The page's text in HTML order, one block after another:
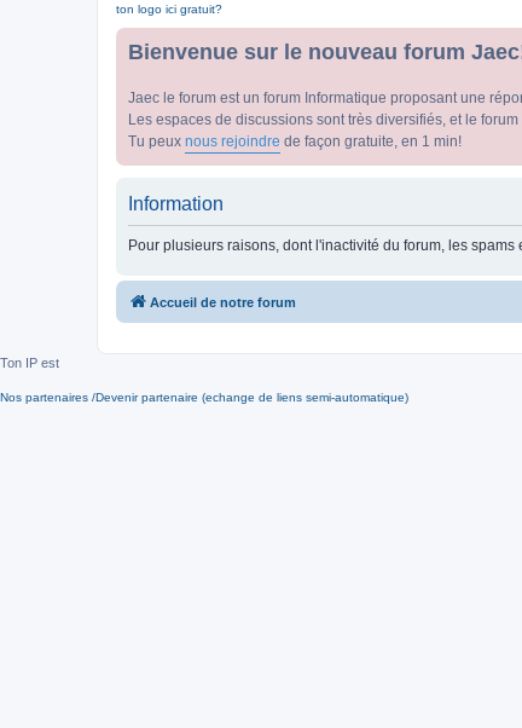
ton logo ici gratuit?
Bienvenue sur le nouveau forum
Jaec le forum est un forum Informatique proposant une
Les espaces de discussions sont très diversifiés, et le
Tu peux nous rejoindre de façon gratuite, en 1 min!
Information
Pour plusieurs raisons, dont l'inactivité du forum, les
Accueil de notre forum
Ton IP est
Nos partenaires /Devenir partenaire (echange de liens semi-automatique)